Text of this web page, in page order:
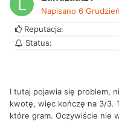
Napisano 6
Reputacja:
Status:
I tutaj pojawia się problem,
kwotę, więc kończę na 3/3.
które gram. Oczywiście nie